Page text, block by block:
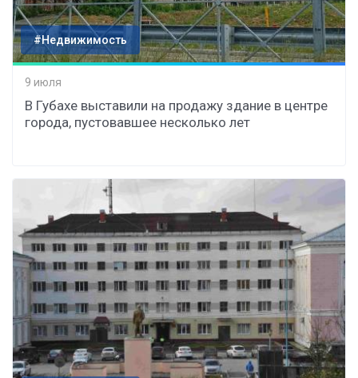
#Недвижимость
9 июля
В Губахе выставили на продажу здание в центре
города, пустовавшее несколько лет